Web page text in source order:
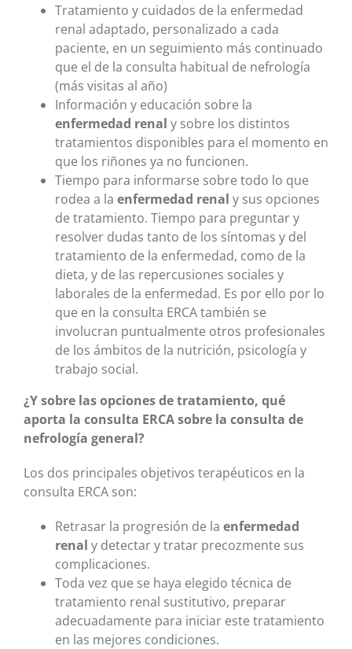
Tratamiento y cuidados de la enfermedad
renal adaptado, personalizado a cada
paciente, en un seguimiento más continuado
que el de la consulta habitual de nefrología
(más visitas al año)
Información y educación sobre la
enfermedad renal y sobre los distintos
tratamientos disponibles para el momento en
que los riñones ya no funcionen.
Tiempo para informarse sobre todo lo que
rodea a la enfermedad renal y sus opciones
de tratamiento. Tiempo para preguntar y
resolver dudas tanto de los síntomas y del
tratamiento de la enfermedad, como de la
dieta, y de las repercusiones sociales y
laborales de la enfermedad. Es por ello por lo
que en la consulta ERCA también se
involucran puntualmente otros profesionales
de los ámbitos de la nutrición, psicología y
trabajo social.
¿Y sobre las opciones de tratamiento, qué
aporta la consulta ERCA sobre la consulta de
nefrología general?
Los dos principales objetivos terapéuticos en la
consulta ERCA son:
Retrasar la progresión de la enfermedad
renal y detectar y tratar precozmente sus
complicaciones.
Toda vez que se haya elegido técnica de
tratamiento renal sustitutivo, preparar
adecuadamente para iniciar este tratamiento
en las mejores condiciones.